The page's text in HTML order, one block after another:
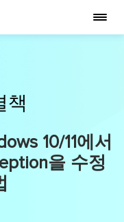
책
10/11에서
을 수정